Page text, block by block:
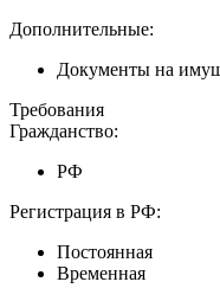
Дополнительные:
Документы на
Требования
Гражданство:
РФ
Регистрация в РФ:
Постоянная
Временная